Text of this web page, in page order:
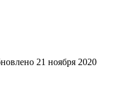
21 ноября 2020